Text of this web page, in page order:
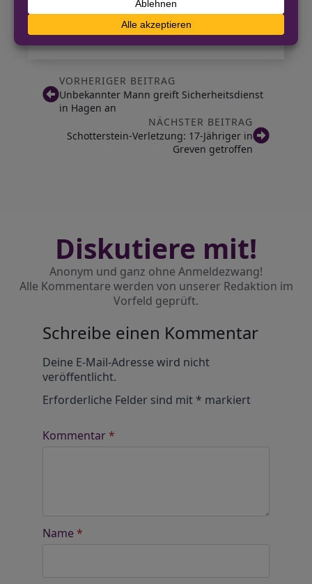
pressestelle.bielefeld@polizei.nrw.de
https://bielefeld.polizei.nrw/
VORHERIGER BEITRAG
Unbekannter Mann greift Sicherheitsdienst
in Hagen an
NÄCHSTER BEITRAG
Schotterstein-Verletzung: 17-Jähriger in
Greven getroffen
Diskutiere mit!
Anonym und ganz ohne Anmeldezwang!
Alle Kommentare werden von unserer Redaktion im
Vorfeld geprüft.
Schreibe einen Kommentar
Deine E-Mail-Adresse wird nicht
veröffentlicht.
Erforderliche Felder sind mit* markiert
Kommentar*
Name *